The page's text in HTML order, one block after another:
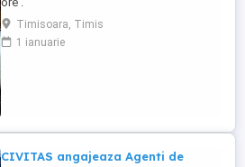
Timisoara, Timis
1 ianuarie
CIVITAS angajeaza Agenti de